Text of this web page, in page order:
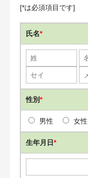
[*は必須項目です]
氏名*
性別*
男性 女性
生年月日*